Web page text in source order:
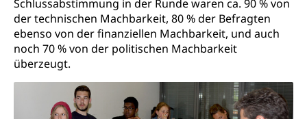
Schlussabstimmung in der Runde waren ca. 90 % von
der technischen Machbarkeit, 80 % der Befragten
ebenso von der finanziellen Machbarkeit, und auch
noch 70 % von der politischen Machbarkeit
überzeugt.
Grundbuch
Grundbuchplan mit Eigentümerabfrage
(Geoportal)
Luft und Klima
Luftreinhaltung, Luftverschmutzung, Klimaschutz,
Klimaveränderung, Treibhauseffekt
Klima
Raumplanung
Raumplan, Nutzungsplan